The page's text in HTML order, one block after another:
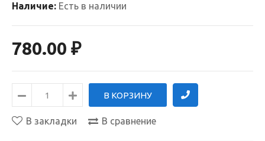
Наличие: Есть в наличии
780.00 ₽
В закладки В сравнение